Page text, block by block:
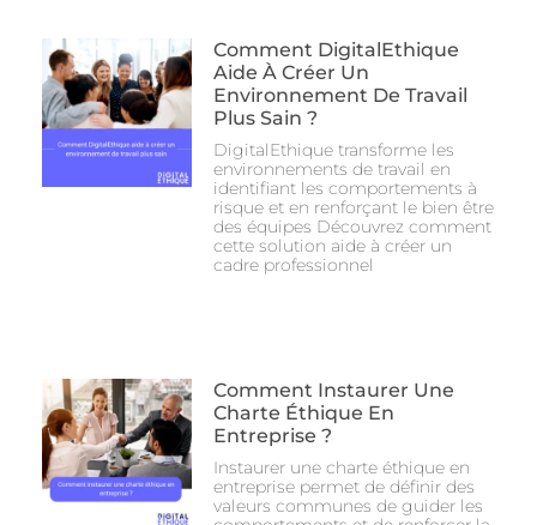
Comment DigitalEthique
Aide À Créer Un
Environnement De Travail
Plus Sain ?
DigitalEthique transforme les
environnements de travail en
identifiant les comportements à
risque et en renforçant le bien être
des équipes Découvrez comment
cette solution aide à créer un
cadre professionnel
Comment Instaurer Une
Charte Éthique En
Entreprise ?
Instaurer une charte éthique en
entreprise permet de définir des
valeurs communes de guider les